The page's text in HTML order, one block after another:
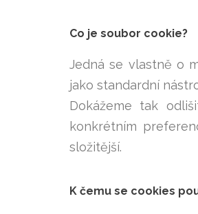
Co je soubor cookie?
Jedná se vlastně o
jako standardní
Dokážeme tak
konkrétním
složitější.
K čemu se cookies